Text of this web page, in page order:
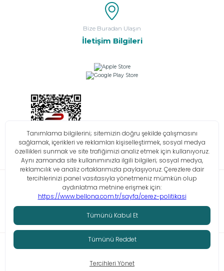
Bize Buradan Ulaşın
İletişim Bilgileri
Bilgi Toplumu Hizmetleri KVKK Çerez Politikası İşlem Rehberi
© Tüm hakları saklıdır. Bellona 2026